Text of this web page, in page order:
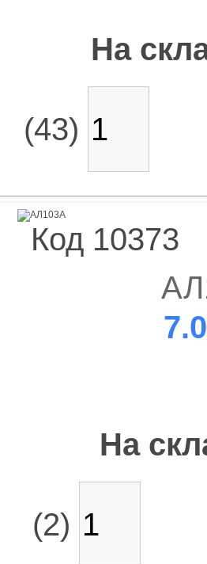
На
(43)
Код 10373
На
(2)